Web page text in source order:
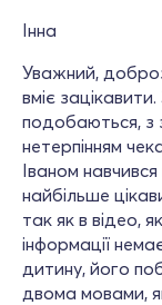
Інна
Уважний,
вміє
подобаються, з
нетерпінням
Іваном
найбільше
так як в відео,
інформації
дитину, його
двома мовами,